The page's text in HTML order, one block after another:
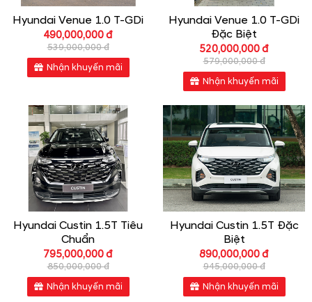
Hyundai Venue 1.0 T-GDi
490,000,000 đ
539,000,000 đ
Nhận khuyến mãi
Hyundai Venue 1.0 T-GDi
Đặc Biệt
520,000,000 đ
579,000,000 đ
Nhận khuyến mãi
Hyundai Custin 1.5T Tiêu
Chuẩn
795,000,000 đ
850,000,000 đ
Nhận khuyến mãi
Hyundai Custin 1.5T Đặc
Biệt
890,000,000 đ
945,000,000 đ
Nhận khuyến mãi